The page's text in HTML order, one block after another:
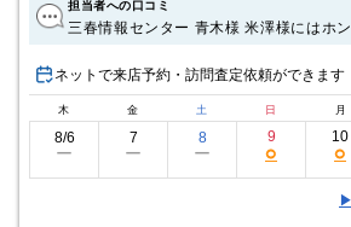
担当者への口コミ
三春情報センター 青木様 米澤様にはホ
ネットで来店予約・訪問査定依頼ができます
木 金 土 日 月
8/6
ー
7
ー
8
ー
9
○
10
○